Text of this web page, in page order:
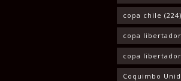
copa chile (224)
copa
copa
Coquimbo